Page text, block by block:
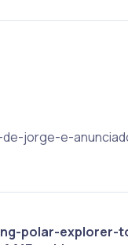
de-jorge-e-
polar-explorer-